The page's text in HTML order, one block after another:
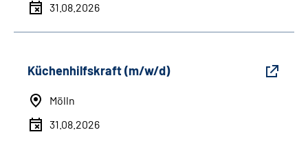
31.08.2026
Küchenhilfskraft (m/w/d)
Mölln
31.08.2026